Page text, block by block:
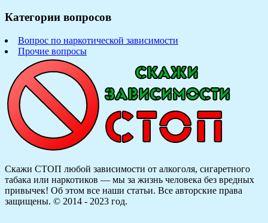
Категории вопросов
Вопрос по наркотической зависимости
Прочие вопросы
Скажи СТОП любой зависимости от алкоголя, сигаретного
табака или наркотиков — мы за жизнь человека без вредных
привычек! Об этом все наши статьи. Все авторские права
защищены. © 2014 - 2023 год.